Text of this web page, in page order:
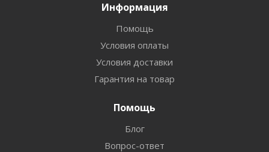
Информация
Помощь
Условия оплаты
Условия доставки
Гарантия на товар
Помощь
Блог
Вопрос-ответ